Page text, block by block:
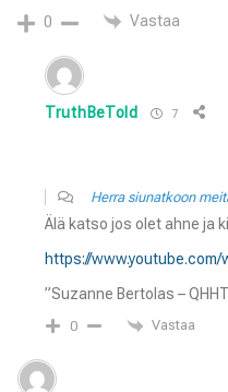
0 Vastaa
TruthBeTold 7
Herra siunatkoon
Älä katso jos olet ahne ja
https://www.youtube.com/
”Suzanne Bertolas –
0 Vastaa